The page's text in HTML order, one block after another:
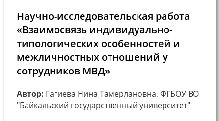
Научно-исследовательская работа
«Взаимосвязь индивидуально-
типологических особенностей и
межличностных отношений у
сотрудников МВД»
Автор: Гагиева Нина Тамерлановна, ФГБОУ ВО
"Байкальский государственный университет"